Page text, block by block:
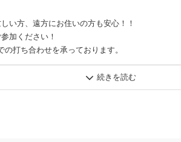
となります。
】・【衣装を実際に見る】・【写真を残す形を知
したお写真をデータで３カットプレゼントいたし
い方、遠方にお住いの方も安心！！
加ください！
打ち合わせを承っております。
をお伺いして、撮影の実際についてやお写真の
費用感までもクリアにご案内！撮影について具